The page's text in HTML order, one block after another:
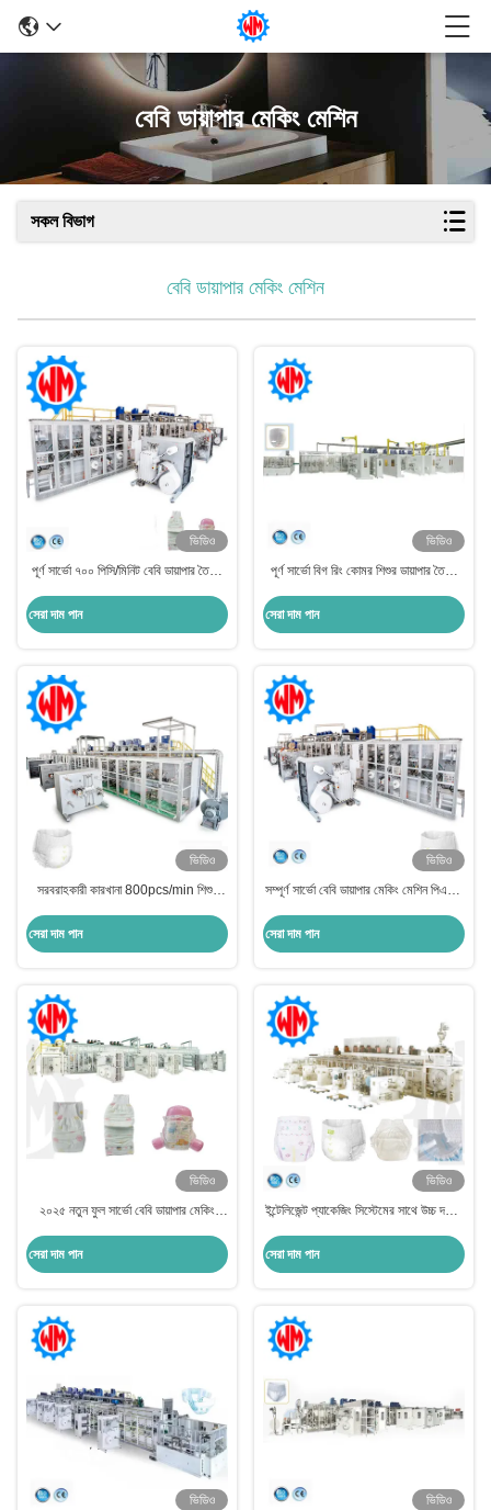
বেবি ডায়াপার মেকিং মেশিন
সকল বিভাগ
বেবি ডায়াপার মেকিং মেশিন
ভিডিও
পূর্ণ সার্ভো ৭০০ পিসি/মিনিট বেবি ডায়াপার তৈরির
সেরা দাম পান
ভিডিও
পূর্ণ সার্ভো বিগ রিং কোমর শিশুর ডায়াপার তৈরীর
সেরা দাম পান
ভিডিও
সরবরাহকারী কারখানা 800pcs/min শিশুর
সেরা দাম পান
ভিডিও
সম্পূর্ণ সার্ভো বেবি ডায়াপার মেকিং মেশিন পিএলসি
সেরা দাম পান
ভিডিও
২০২৫ নতুন ফুল সার্ভো বেবি ডায়াপার মেকিং
সেরা দাম পান
ভিডিও
ইন্টেলিজেন্ট প্যাকেজিং সিস্টেমের সাথে উচ্চ দক্ষতা
সেরা দাম পান
ভিডিও
ভিডিও